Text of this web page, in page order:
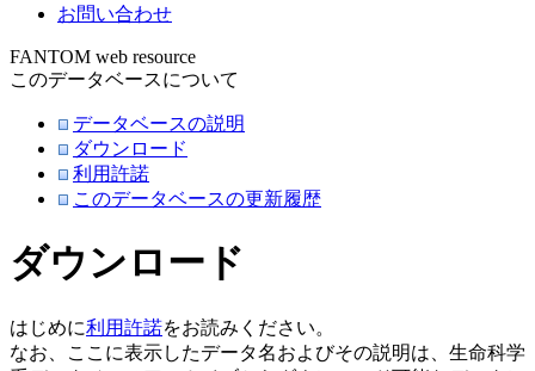
お問い合わせ
FANTOM web resource
このデータベースについて
データベースの説明
ダウンロード
利用許諾
このデータベースの更新履歴
ダウンロード
はじめに利用許諾をお読みください。
なお、ここに表示したデータ名およびその説明は、生命科学